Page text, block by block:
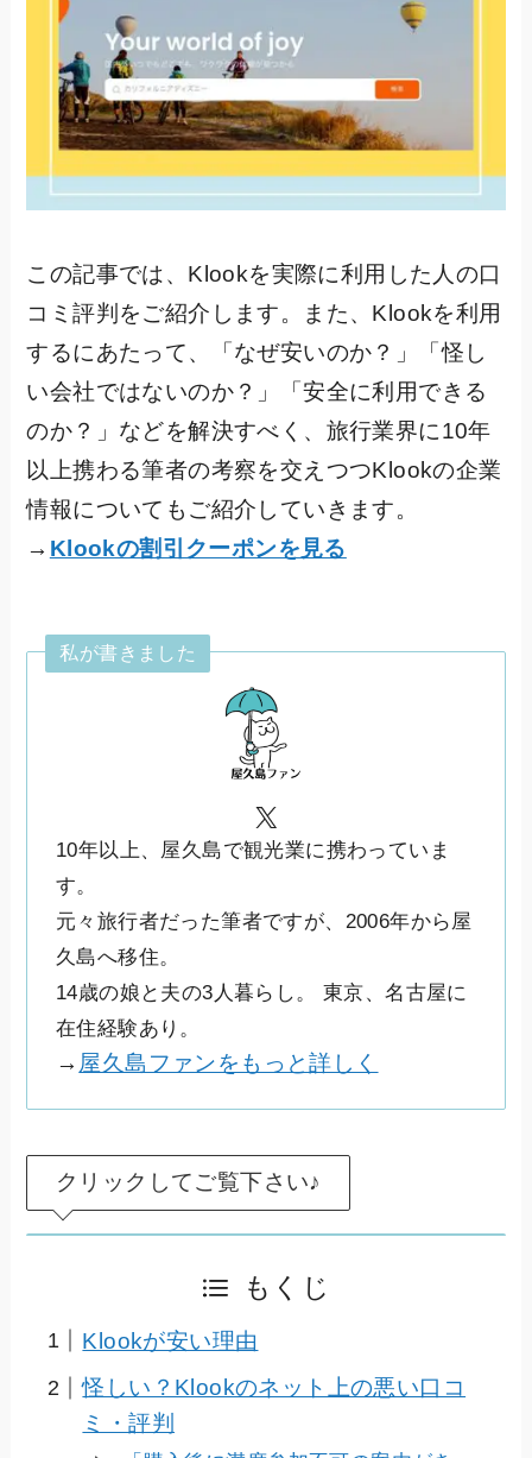
この記事では、Klookを実際に利用した人の口
コミ評判をご紹介します。また、Klookを利用
するにあたって、「なぜ安いのか？」「怪し
い会社ではないのか？」「安全に利用できる
のか？」などを解決すべく、旅行業界に10年
以上携わる筆者の考察を交えつつKlookの企業
情報についてもご紹介していきます。
→ Klookの割引クーポンを見る
私が書きました
X
10年以上、屋久島で観光業に携わっていま
す。
元々旅行者だった筆者ですが、2006年から屋
久島へ移住。
14歳の娘と夫の3人暮らし。 東京、名古屋に
在住経験あり。
→ 屋久島ファンをもっと詳しく
クリックしてご覧下さい♪
もくじ
Klookが安い理由
怪しい？Klookのネット上の悪い口コ
ミ・評判